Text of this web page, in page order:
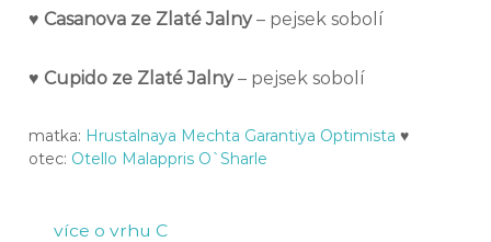
♥ Casanova ze Zlaté Jalny– pejsek sobolí
♥ Cupido ze Zlaté Jalny– pejsek sobolí
matka: Hrustalnaya Mechta Garantiya Optimista ♥
otec: Otello Malappris O`Sharle
více o vrhu C